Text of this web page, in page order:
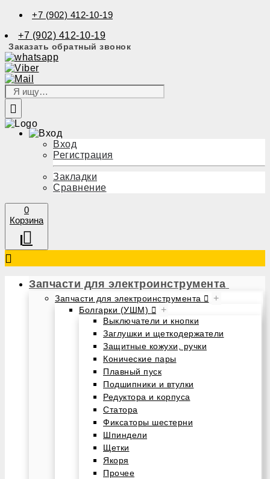
+7 (902) 412-10-19
+7 (902) 412-10-19
Заказать обратный звонок
Вход
Регистрация
Закладки
Сравнение
0
Корзина
Запчасти для электроинструмента
Запчасти для электроинструмента +
Болгарки (УШМ) +
Выключатели и кнопки
Заглушки и щеткодержатели
Защитные кожухи, ручки
Конические пары
Плавный пуск
Подшипники и втулки
Редуктора и корпуса
Статора
Фиксаторы шестерни
Шпиндели
Щетки
Якоря
Прочее